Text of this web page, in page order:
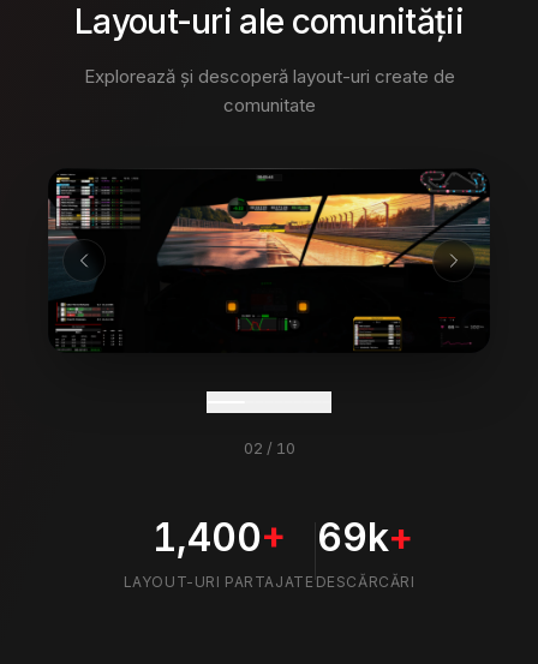
Layout-uri ale comunității
Explorează și descoperă layout-uri create de
comunitate
02/10
LAYOUT-URI PARTAJATE
69k+
DESCĂRCĂRI